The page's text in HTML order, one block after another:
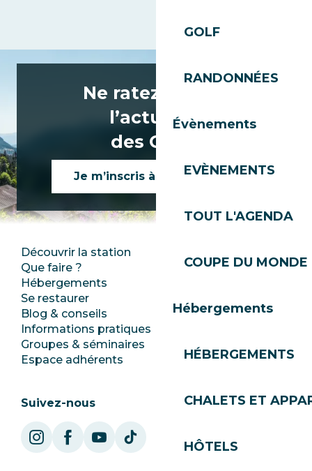
GOLF
RANDONNÉES
Évènements
EVÈNEMENTS
TOUT L'AGENDA
COUPE DU
Hébergements
HÉBERGEMENTS
CHALETS ET
HÔTELS
Ne ratez rien de
l’actualité
des Gets !
Je m’inscris à la newsletter
Découvrir la station
Que faire ?
Hébergements
Se restaurer
Blog & conseils
Informations pratiques
Groupes & séminaires
Espace adhérents
Club Les Gets
Ecotourisme
SoleGets
Les Gets Tourisme
Suivez-nous